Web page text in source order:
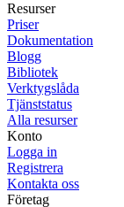
Resurser
Priser
Dokumentation
Blogg
Bibliotek
Verktygslåda
Tjänststatus
Alla resurser
Konto
Logga in
Registrera
Kontakta oss
Företag